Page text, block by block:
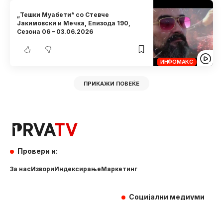
ИНФОМАКС
„Тешки Муабети“ со Стевче
Јакимовски и Мечка, Eпизода 190,
Сезона 06 – 03.06.2026
ПРИКАЖИ ПОВЕЌЕ
Провери и:
За насИзвориИндексирањеМаркетинг
Социјални медиуми